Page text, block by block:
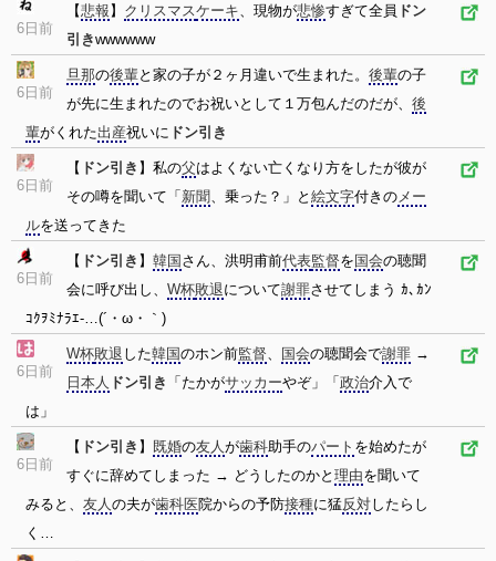
6日前
【悲報 】 クリスマスケーキ、現物が悲惨すぎて全員 ドン
引きwwwwww
6日前
旦那の後輩と家の子が２ヶ月違いで生まれた。 後輩の子
が先に生まれたのでお祝いとして１万包んだのだが、 後
輩がくれた出産祝いに ドン引き
6日前
【 ドン引き 】私の父はよくない亡くなり方をしたが彼が
その噂を聞いて「 新聞、乗った？」と 絵文字付きのメー
ルを送ってきた
6日前
【 ドン引き 】 韓国 さん、洪明甫前代表監督を 国会の聴聞
会に呼び出し、 W杯敗退について謝罪させてしまう ｶ､ｶﾝ
ｺｸｦﾐﾅﾗｴ-…(´・ω・｀)
6日前
W杯敗退 した韓国のホン前監督、 国会の聴聞会で謝罪 →
日本人 ドン引き 「たかがサッカーやぞ」「 政治介入で
は」
6日前
【 ドン引き 】 既婚の友人が歯科助手のパート を始めたが
すぐに辞めてしまった → どうしたのかと 理由を聞いて
みると、 友人の夫が歯科医院からの予防接種に猛反対したらし
く…